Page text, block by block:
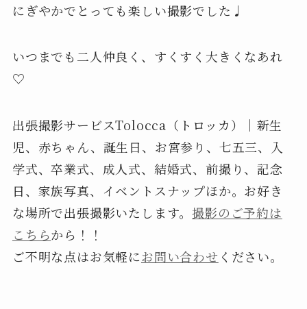
にぎやかでとっても楽しい撮影でした♩
いつまでも二人仲良く、すくすく大きくなあれ
♡
出張撮影サービスTolocca（トロッカ）｜新生
児、赤ちゃん、誕生日、お宮参り、七五三、入
学式、卒業式、成人式、結婚式、前撮り、記念
日、家族写真、イベントスナップほか。お好き
な場所で出張撮影いたします。撮影のご予約は
こちらから！！
ご不明な点はお気軽にお問い合わせ ください。